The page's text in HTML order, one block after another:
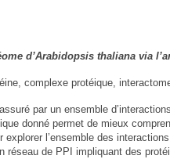
d’Arabidopsis thaliana via
complexe protéique,
par un ensemble
donné permet de mieux
l’ensemble des
réseau de PPI impliquant des